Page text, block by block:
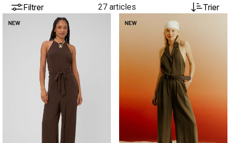
Filtrer 27 articles Trier